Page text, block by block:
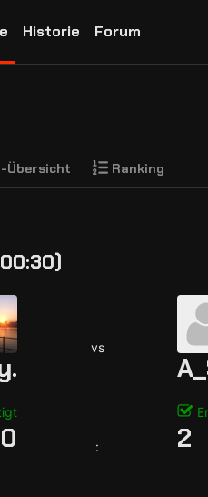
Historie Forum
Übersicht Ranking
vs
0 : 2